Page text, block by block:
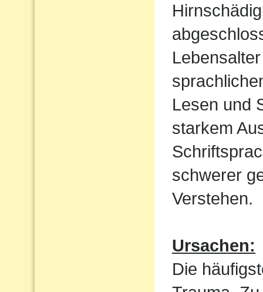
Lesen und
starkem
schwerer
Verstehen.
Ursachen:
Die